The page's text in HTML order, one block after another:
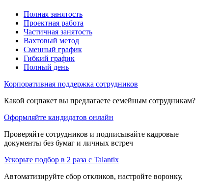
Полная занятость
Проектная работа
Частичная занятость
Вахтовый метод
Сменный график
Гибкий график
Полный день
Корпоративная поддержка сотрудников
Какой соцпакет вы предлагаете семейным сотрудникам?
Оформляйте кандидатов онлайн
Проверяйте сотрудников и подписывайте кадровые
документы без бумаг и личных встреч
Ускорьте подбор в 2 раза с Talantix
Автоматизируйте сбор откликов, настройте воронку,